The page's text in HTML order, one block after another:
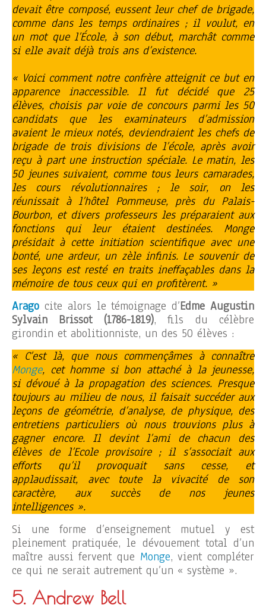
devait être composé, eussent leur chef de brigade,
comme dans les temps ordinaires ; il voulut, en
un mot que l’École, à son début, marchât comme
si elle avait déjà trois ans d’existence.
« Voici comment notre confrère atteignit ce but en
apparence inaccessible. Il fut décidé que 25
élèves, choisis par voie de concours parmi les 50
candidats que les examinateurs d’admission
avaient le mieux notés, deviendraient les chefs de
brigade de trois divisions de l’école, après avoir
reçu à part une instruction spéciale. Le matin, les
50 jeunes suivaient, comme tous leurs camarades,
les cours révolutionnaires ; le soir, on les
réunissait à l’hôtel Pommeuse, près du Palais-
Bourbon, et divers professeurs les préparaient aux
fonctions qui leur étaient destinées. Monge
présidait à cette initiation scientifique avec une
bonté, une ardeur, un zèle infinis. Le souvenir de
ses leçons est resté en traits ineffaçables dans la
mémoire de tous ceux qui en profitèrent. »
Arago cite alors le témoignage d’Edme Augustin
Sylvain
Brissot (1786-1819), fils du célèbre
girondin et abolitionniste, un des 50 élèves :
« C’est là, que nous commençâmes à connaître
Monge, cet homme si bon attaché à la jeunesse,
si dévoué à la propagation des sciences. Presque
toujours au milieu de nous, il faisait succéder aux
leçons de géométrie, d’analyse, de physique, des
entretiens particuliers où nous trouvions plus à
gagner encore. Il devint l’ami de chacun des
élèves de l’Ecole provisoire ; il s’associait aux
efforts qu’il provoquait sans cesse, et
applaudissait, avec toute la vivacité de son
caractère, aux succès de nos jeunes
intelligences ».
Si une forme d’enseignement mutuel y est
pleinement pratiquée, le dévouement total d’un
maître aussi fervent que Monge, vient compléter
ce qui ne serait autrement qu’un « système ».
5. Andrew Bell